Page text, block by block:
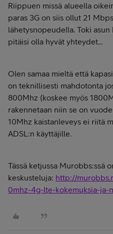
Riippuen missä alueella
paras 3G on siis ollut 21
lähetysnopeudella. Toki
pitäisi olla hyvät yhteydet...
Olen samaa mieltä että
on teknillisesti mahdotonta
800Mhz (koskee myös
rakennetaan niin se on
10Mhz kaistanleveys ei riitä
ADSL:n käyttäjille.
Tässä ketjussa Murobbs:ssä
keskusteluja: http://
0mhz-4g-lte-kokemuksia-ja-